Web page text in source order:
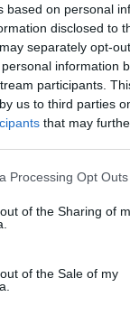
based on personal
disclosed to
separately opt-
information
participants.
us to third parties
that may
website/app uses
visit or usage
to Google and its
specified
Processing Opt Outs
of the Sharing of
of the Sale of my
Ελλάδα